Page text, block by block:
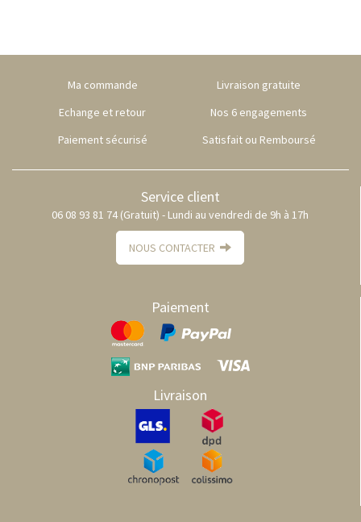
Ma commande
Livraison gratuite
Echange et retour
Nos 6 engagements
Paiement sécurisé
Satisfait ou Remboursé
Service client
06 08 93 81 74 (Gratuit) - Lundi au vendredi de 9h à 17h
NOUS CONTACTER
Paiement
Livraison